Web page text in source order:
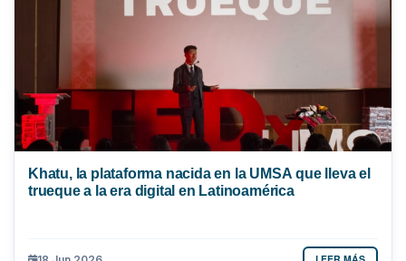
Khatu, la plataforma nacida en la UMSA que lleva el
trueque a la era digital en Latinoamérica